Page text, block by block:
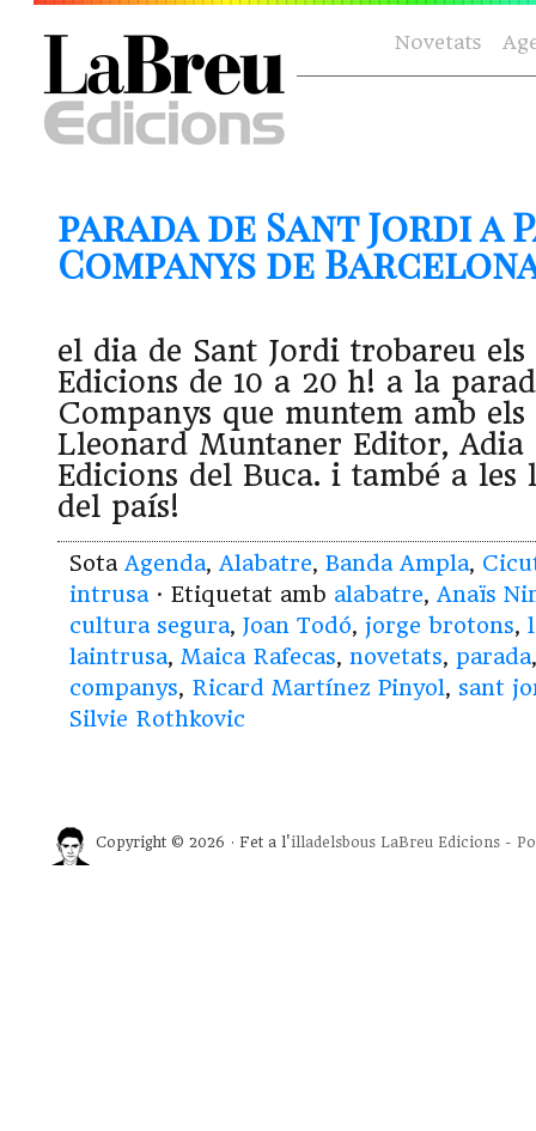
Novetats
parada de Sant Jordi a
Companys de
el dia de Sant Jordi trobareu
Edicions de 10 a 20 h! a la
Companys que muntem amb els
Lleonard Muntaner Editor, Adia
Edicions del Buca. i també a les
del país!
Sota Agenda, Alabatre, Banda Ampla,
intrusa · Etiquetat amb alabatre, Anaïs
cultura segura, Joan Todó, jorge brotons,
laintrusa, Maica Rafecas, novetats, parada
companys, Ricard Martínez Pinyol, sant
Silvie Rothkovic
Copyright © 2026 · Fet a l'illadelsbous LaBreu Edicions -